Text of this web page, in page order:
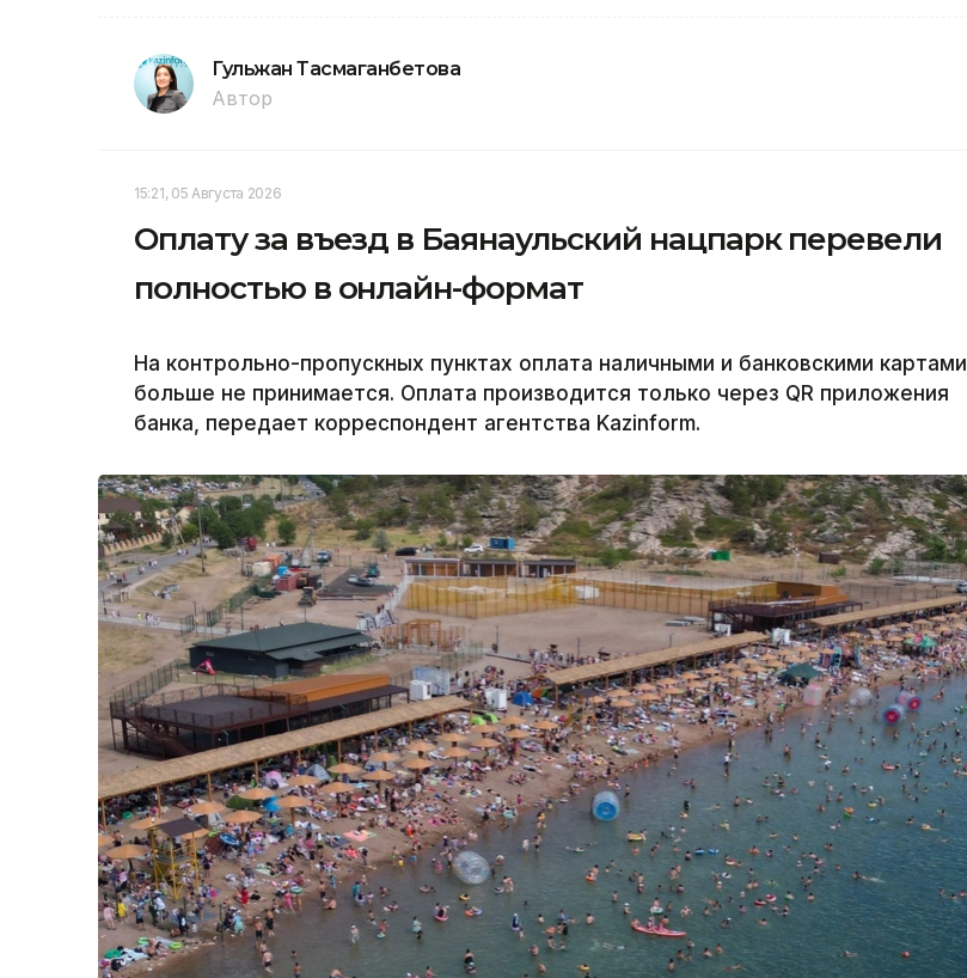
Гульжан Тасмаганбетова
Автор
15:21, 05 Августа 2026
Оплату за въезд в Баянаульский нацпарк перевели
полностью в онлайн-формат
На контрольно-пропускных пунктах оплата наличными и банковскими картами
больше не принимается. Оплата производится только через QR приложения
банка, передает корреспондент агентства Kazinform.